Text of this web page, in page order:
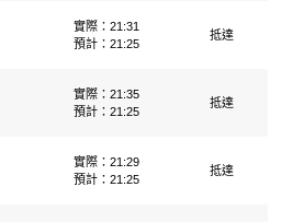
實際：21:31
預計：21:25
抵達
實際：21:35
預計：21:25
抵達
實際：21:29
預計：21:25
抵達